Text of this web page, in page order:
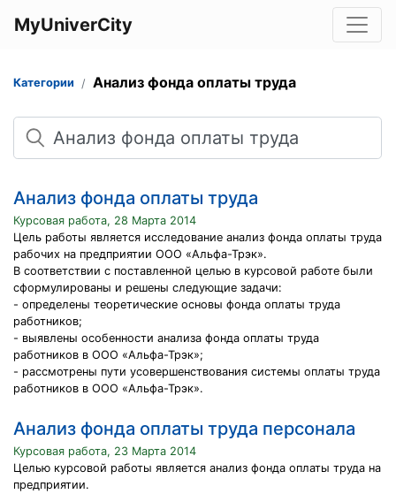
MyUniverCity
Категории Анализ фонда оплаты труда
Поиск
Анализ фонда оплаты труда
Курсовая работа, 28 Марта 2014
Цель работы является исследование анализ фонда оплаты труда
рабочих на предприятии ООО «Альфа-Трэк».
В соответствии с поставленной целью в курсовой работе были
сформулированы и решены следующие задачи:
- определены теоретические основы фонда оплаты труда
работников;
- выявлены особенности анализа фонда оплаты труда
работников в ООО «Альфа-Трэк»;
- рассмотрены пути усовершенствования системы оплаты труда
работников в ООО «Альфа-Трэк».
Анализ фонда оплаты труда персонала
Курсовая работа, 23 Марта 2014
Целью курсовой работы является анализ фонда оплаты труда на
предприятии.